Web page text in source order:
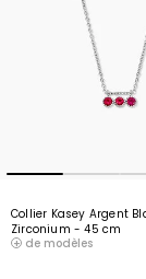
Collier Kasey Argent
Zirconium- 45 cm
de modèles